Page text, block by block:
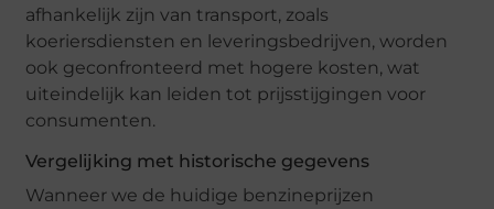
afhankelijk zijn van transport, zoals
koeriersdiensten en leveringsbedrijven, worden
ook geconfronteerd met hogere kosten, wat
uiteindelijk kan leiden tot prijsstijgingen voor
consumenten.
Vergelijking met historische gegevens
Wanneer we de huidige benzineprijzen